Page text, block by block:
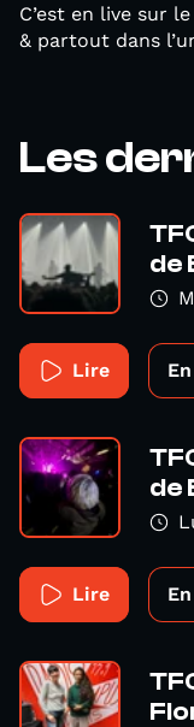
C’est en live sur
& partout dans
Les
de
Lire
de
Lire